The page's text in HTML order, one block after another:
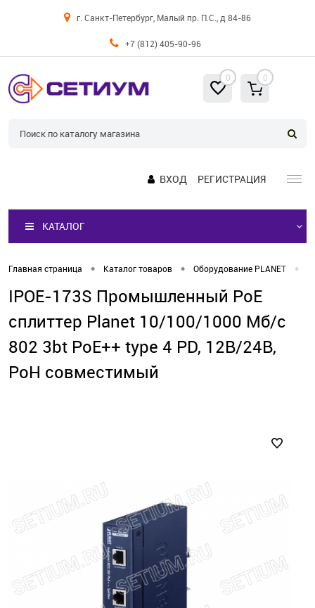
г. Санкт-Петербург, Малый пр. П.С., д 84-86
+7 (812) 405-90-96
0 0
ВХОД РЕГИСТРАЦИЯ
КАТАЛОГ
Главная страница • Каталог товаров • Оборудование PLANET •
IPOE-173S Промышленный PoE
сплиттер Planet 10/100/1000 Мб/с
802 3bt PoE++ type 4 PD, 12В/24В,
PoH совместимый